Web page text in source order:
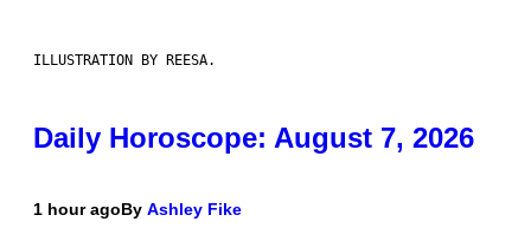
ILLUSTRATION BY REESA.
Daily Horoscope: August 7, 2026
1 hour agoBy Ashley Fike